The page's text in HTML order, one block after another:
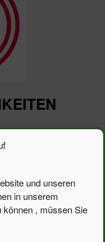
und unseren
in unserem
, müssen Sie